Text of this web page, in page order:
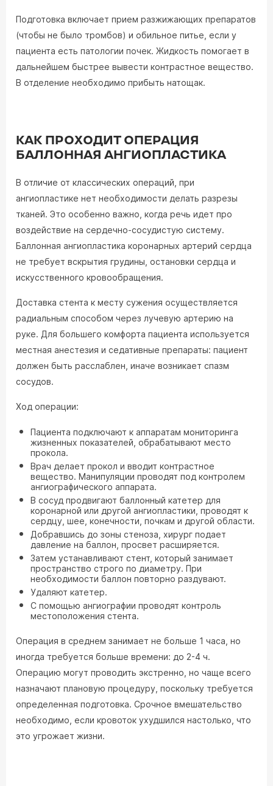
Подготовка включает прием разжижающих препаратов
(чтобы не было тромбов) и обильное питье, если у
пациента есть патологии почек. Жидкость помогает в
дальнейшем быстрее вывести контрастное вещество.
В отделение необходимо прибыть натощак.
КАК ПРОХОДИТ ОПЕРАЦИЯ
БАЛЛОННАЯ АНГИОПЛАСТИКА
В отличие от классических операций, при
ангиопластике нет необходимости делать разрезы
тканей. Это особенно важно, когда речь идет про
воздействие на сердечно-сосудистую систему.
Баллонная ангиопластика коронарных артерий сердца
не требует вскрытия грудины, остановки сердца и
искусственного кровообращения.
Доставка стента к месту сужения осуществляется
радиальным способом через лучевую артерию на
руке. Для большего комфорта пациента используется
местная анестезия и седативные препараты: пациент
должен быть расслаблен, иначе возникает спазм
сосудов.
Ход операции:
Пациента подключают к аппаратам мониторинга
жизненных показателей, обрабатывают место
прокола.
Врач делает прокол и вводит контрастное
вещество. Манипуляции проводят под контролем
ангиографического аппарата.
В сосуд продвигают баллонный катетер для
коронарной или другой ангиопластики, проводят к
сердцу, шее, конечности, почкам и другой области.
Добравшись до зоны стеноза, хирург подает
давление на баллон, просвет расширяется.
Затем устанавливают стент, который занимает
пространство строго по диаметру. При
необходимости баллон повторно раздувают.
Удаляют катетер.
С помощью ангиографии проводят контроль
местоположения стента.
Операция в среднем занимает не больше 1 часа, но
иногда требуется больше времени: до 2-4 ч.
Операцию могут проводить экстренно, но чаще всего
назначают плановую процедуру, поскольку требуется
определенная подготовка. Срочное вмешательство
необходимо, если кровоток ухудшился настолько, что
это угрожает жизни.